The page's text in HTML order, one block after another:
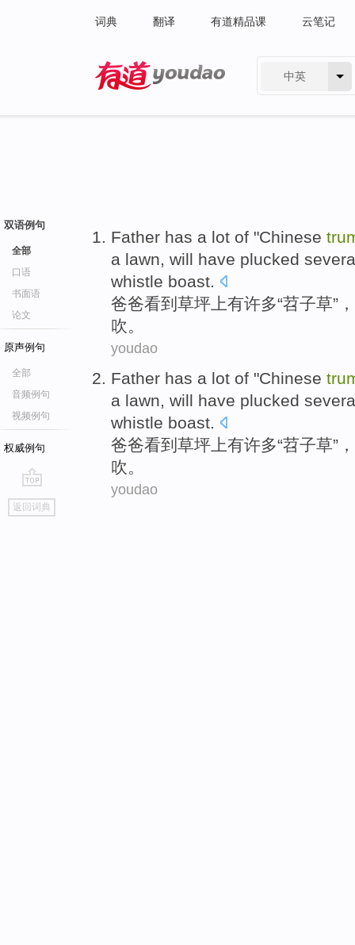
词典 翻译 有道精品课 云笔记
中英
双语例句
全部
口语
书面语
论文
原声例句
全部
音频例句
视频例句
权威例句
go
top
返回词典
Father has a lot of "Chinese
a lawn, will have plucked
whistle boast.
爸爸看到 草坪上有许多“苕子草”，
吹。
youdao
Father has a lot of "Chinese
a lawn, will have plucked
whistle boast.
爸爸看到 草坪上有许多“苕子草”，
吹。
youdao